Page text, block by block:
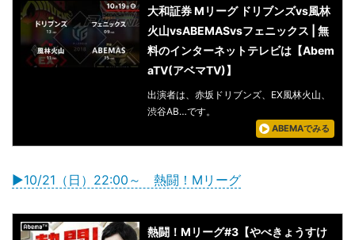
大和証券 Mリーグ ドリブンズvs風林
火山vsABEMASvsフェニックス | 無
料のインターネットテレビは【Abem
aTV(アベマTV)】
出演者は、赤坂ドリブンズ、EX風林火山、
渋谷AB…です。
ABEMAでみる
▶10/21（日）22:00～ 熱闘！Mリーグ
熱闘！Mリーグ#3【やべきょうすけ